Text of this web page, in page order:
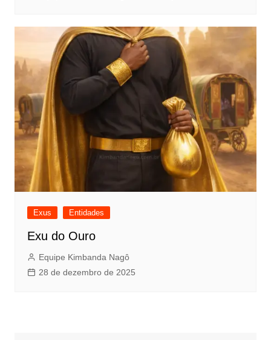
Exus Entidades
Exu do Ouro
Equipe Kimbanda Nagô
28 de dezembro de 2025